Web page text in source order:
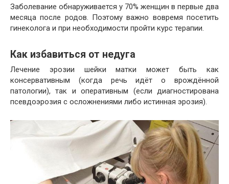
Заболевание обнаруживается у 70% женщин в первые два
месяца после родов. Поэтому важно вовремя посетить
гинеколога и при необходимости пройти курс терапии.
Как избавиться от недуга
Лечение эрозии шейки матки может быть как
консервативным (когда речь идёт о врождённой
патологии), так и оперативным (если диагностирована
псевдоэрозия с осложнениями либо истинная эрозия).